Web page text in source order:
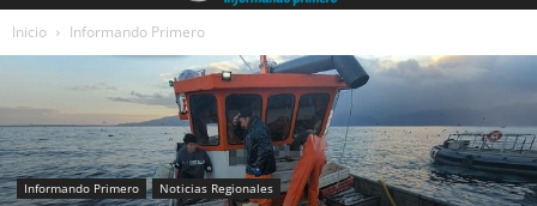
Inicio Informando Primero
Informando Primero Noticias Regionales